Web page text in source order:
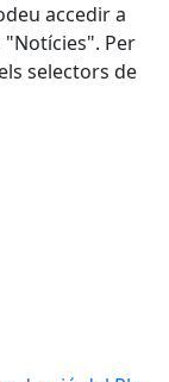
accedir a
Per
selectors de